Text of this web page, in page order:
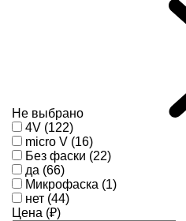
Не выбрано
4V (122)
micro V (16)
Без фаски (22)
да (66)
Микрофаска (1)
нет (44)
Цена (₽)